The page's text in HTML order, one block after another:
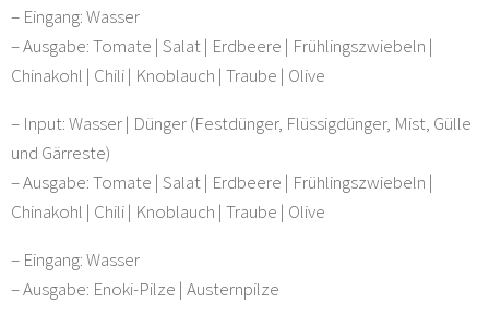
– Eingang: Wasser
– Ausgabe: Tomate | Salat | Erdbeere | Frühlingszwiebeln |
Chinakohl | Chili | Knoblauch | Traube | Olive
– Input: Wasser | Dünger (Festdünger, Flüssigdünger, Mist, Gülle
und Gärreste)
– Ausgabe: Tomate | Salat | Erdbeere | Frühlingszwiebeln |
Chinakohl | Chili | Knoblauch | Traube | Olive
– Eingang: Wasser
– Ausgabe: Enoki-Pilze | Austernpilze